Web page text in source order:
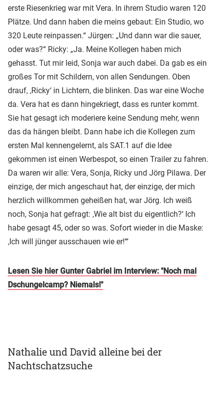
erste Riesenkrieg war mit Vera. In ihrem Studio waren 120
Plätze. Und dann haben die meins gebaut: Ein Studio, wo
320 Leute reinpassen.“ Jürgen: „Und dann war die sauer,
oder was?“ Ricky: „Ja. Meine Kollegen haben mich
gehasst. Tut mir leid, Sonja war auch dabei. Da gab es ein
großes Tor mit Schildern, von allen Sendungen. Oben
drauf, ‚Ricky‘ in Lichtern, die blinken. Das war eine Woche
da. Vera hat es dann hingekriegt, dass es runter kommt.
Sie hat gesagt ich moderiere keine Sendung mehr, wenn
das da hängen bleibt. Dann habe ich die Kollegen zum
ersten Mal kennengelernt, als SAT.1 auf die Idee
gekommen ist einen Werbespot, so einen Trailer zu fahren.
Da waren wir alle: Vera, Sonja, Ricky und Jörg Pilawa. Der
einzige, der mich angeschaut hat, der einzige, der mich
herzlich willkommen geheißen hat, war Jörg. Ich weiß
noch, Sonja hat gefragt: ‚Wie alt bist du eigentlich?‘ Ich
habe gesagt 45, oder so was. Sofort wieder in die Maske:
‚Ich will jünger ausschauen wie er!‘“
Lesen Sie hier Gunter Gabriel im Interview: "Noch mal
Dschungelcamp? Niemals!"
Nathalie und David alleine bei der
Nachtschatzsuche